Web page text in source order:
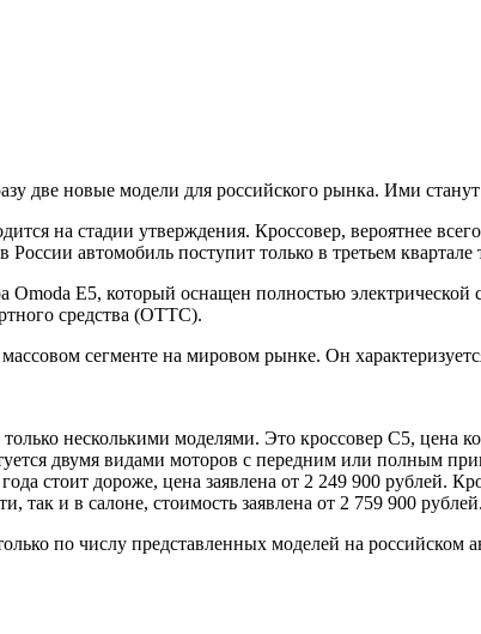
две новые модели для российского рынка. Ими
на стадии утверждения. Кроссовер, вероятнее
автомобиль поступит только в третьем квартале
Omoda E5, который оснащен полностью
средства (ОТТС).
сегменте на мировом рынке. Он
несколькими моделями. Это кроссовер C5, цена
двумя видами моторов с передним или полным
стоит дороже, цена заявлена от 2 249 900 рублей.
и в салоне, стоимость заявлена от 2 759 900 рублей.
по числу представленных моделей на